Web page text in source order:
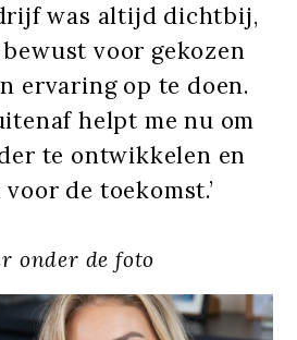
was altijd dichtbij,
voor gekozen
ervaring op te doen.
helpt me nu om
te ontwikkelen en
de toekomst.’
onder de foto